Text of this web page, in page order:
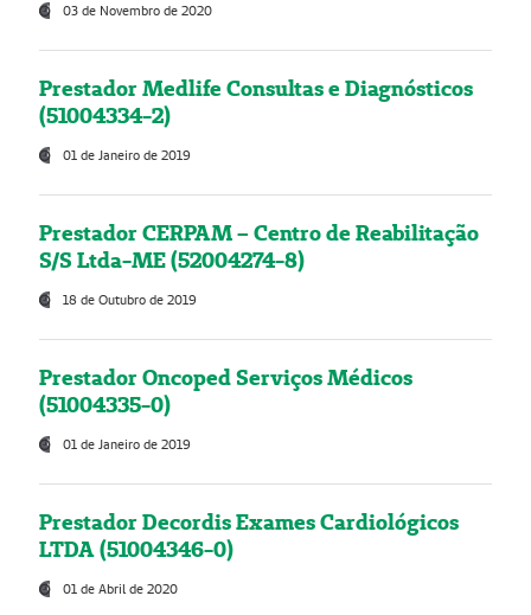
03 de Novembro de 2020
Prestador Medlife Consultas e Diagnósticos
(51004334-2)
01 de Janeiro de 2019
Prestador CERPAM – Centro de Reabilitação
S/S Ltda-ME (52004274-8)
18 de Outubro de 2019
Prestador Oncoped Serviços Médicos
(51004335-0)
01 de Janeiro de 2019
Prestador Decordis Exames Cardiológicos
LTDA (51004346-0)
01 de Abril de 2020